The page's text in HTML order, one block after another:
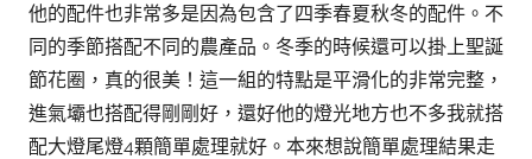
他的配件也非常多是因為包含了四季春夏秋冬的配件。不
同的季節搭配不同的農產品。冬季的時候還可以掛上聖誕
節花圈，真的很美！這一組的特點是平滑化的非常完整，
進氣壩也搭配得剛剛好，還好他的燈光地方也不多我就搭
配大燈尾燈4顆簡單處理就好。本來想說簡單處理結果走